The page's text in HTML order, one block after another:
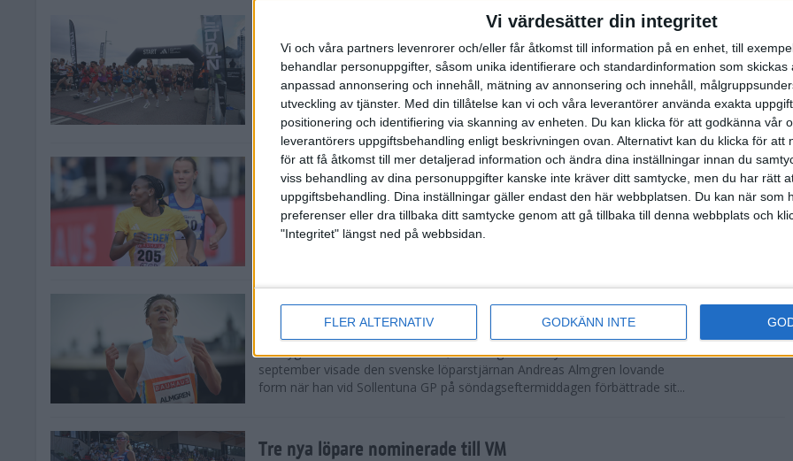
Vi värdesätter din integritet
Vi och våra partners levenrorer och/eller får åtkomst till information på en enhet, till
behandlar personuppgifter, såsom unika identifierare och standardinformation som skickas
anpassad annonsering och innehåll, mätning av annonsering och innehåll,
utveckling av tjänster. Med din tillåtelse kan vi och våra leverantörer använda exakta
positionering och identifiering via skanning av enheten. Du kan klicka för att godkänna vår
leverantörers uppgiftsbehandling enligt beskrivningen ovan. Alternativt kan du klicka för att
för att få åtkomst till mer detaljerad information och ändra dina inställningar innan du
viss behandling av dina personuppgifter kanske inte kräver ditt samtycke, men du har rätt
uppgiftsbehandling. Dina inställningar gäller endast den här webbplatsen. Du kan när som
preferenser eller dra tillbaka ditt samtycke genom att gå tillbaka till denna webbplats och
"Integritet" längst ned på webbsidan.
FLER ALTERNATIV GODKÄNN INTE
Snabbaste segertiden på 12 år i rekordstort adidas
Stockholm Halvmaraton
30 aug 2025
Ett slutsålt och rekordstort adidas Stockholm Halvmaraton avgjordes i
nästintill perfekt löparväder. 18 grader, mulet och väldigt lite vind. Totalt
var 19,866 löpare anmälda, varav 15,807 kom till sta...
Löparna viktiga när Sverige vann Finnkampen
26 aug 2025
Den hundrade upplagan av Finnkampen, världens äldsta och största
landskamp i friidrott, avgjordes inför fullsatta läktare på Stockholms
Svenskt rekord när Almgren testade VM-formen
En dryg månad före friidrotts-VM, som avgörs i Tokyo den 13-21
september visade den svenske löparstjärnan Andreas Almgren lovande
form när han vid Sollentuna GP på söndagseftermiddagen förbättrade sit...
Tre nya löpare nominerade till VM